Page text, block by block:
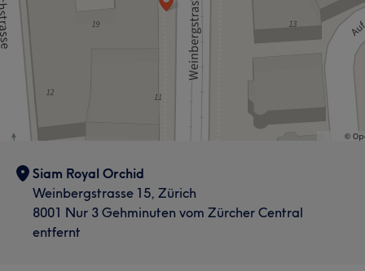
Siam Royal Orchid
Weinbergstrasse 15, Zürich
8001 Nur 3 Gehminuten vom Zürcher Central
entfernt